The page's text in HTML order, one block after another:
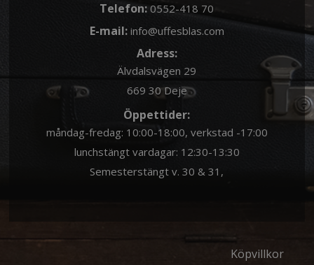
Telefon:0552-418 70
E-mail: info@uffesblas.com
Adress:
Älvdalsvägen 29
669 30 Deje
Öppettider:
måndag-fredag: 10:00-18:00, verkstad -17:00
lunchstängt vardagar: 12:30-13:30
Semesterstängt v. 30 & 31,
Köpvillkor